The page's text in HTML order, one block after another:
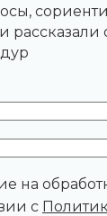
рассказали
на
с